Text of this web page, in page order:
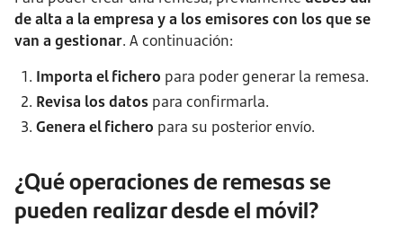
de alta a la empresa y a los emisores con los que se
van a gestionar. A continuación:
Importa el fichero para poder generar la remesa.
Revisa los datos para confirmarla.
Genera el fichero para su posterior envío.
¿Qué operaciones de remesas se
pueden realizar desde el móvil?